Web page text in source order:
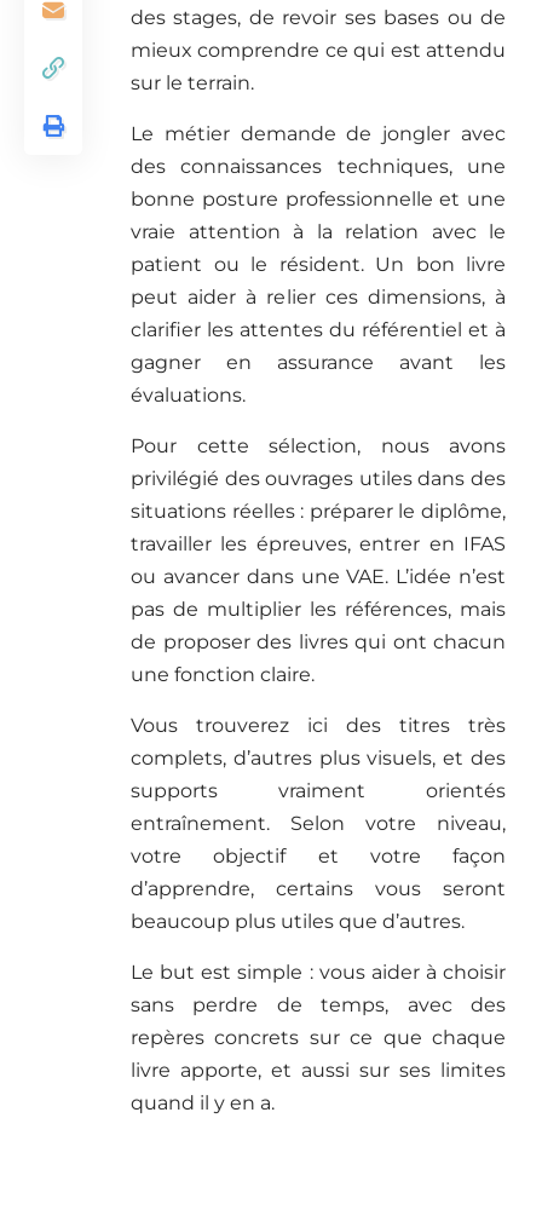
des stages, de revoir ses bases ou de
mieux comprendre ce qui est attendu
sur le terrain.
Le métier demande de jongler avec
des connaissances techniques, une
bonne posture professionnelle et une
vraie attention à la relation avec le
patient ou le résident. Un bon livre
peut aider à relier ces dimensions, à
clarifier les attentes du référentiel et à
gagner en assurance avant les
évaluations.
Pour cette sélection, nous avons
privilégié des ouvrages utiles dans des
situations réelles : préparer le diplôme,
travailler les épreuves, entrer en IFAS
ou avancer dans une VAE. L’idée n’est
pas de multiplier les références, mais
de proposer des livres qui ont chacun
une fonction claire.
Vous trouverez ici des titres très
complets, d’autres plus visuels, et des
supports vraiment orientés
entraînement. Selon votre niveau,
votre objectif et votre façon
d’apprendre, certains vous seront
beaucoup plus utiles que d’autres.
Le but est simple : vous aider à choisir
sans perdre de temps, avec des
repères concrets sur ce que chaque
livre apporte, et aussi sur ses limites
quand il y en a.